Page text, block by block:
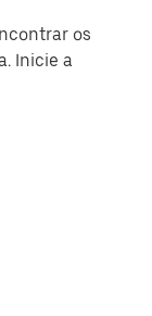
os
Inicie a